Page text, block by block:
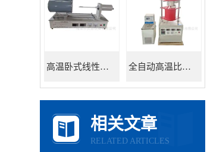
高温卧式线性热膨胀系数测定仪 全自动高温比热容测试仪
相关文章
RELATED ARTICLES